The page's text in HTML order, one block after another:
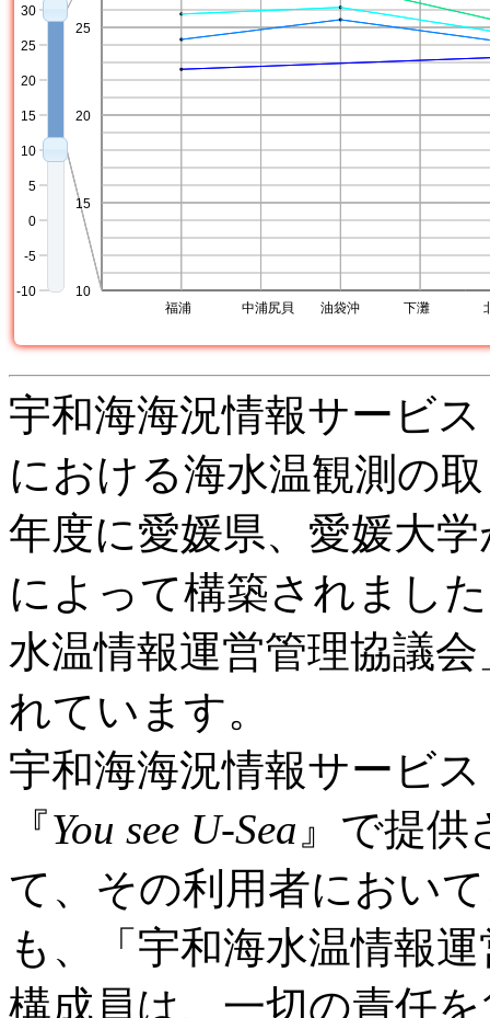
宇和海海況情報サービ
における海水温観測の
年度に愛媛県、愛媛大
によって構築されまし
水温情報運営管理協議
れています。
宇和海海況情報サービ
『You see U-Sea 』で提
て、その利用者におい
も、「宇和海水温情報
構成員は、一切の責任